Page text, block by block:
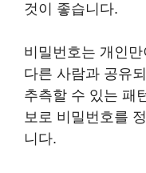
것이 좋습니다.
비밀번호는 개인
다른 사람과 공유
추측할 수 있는 패
보로 비밀번호를
니다.